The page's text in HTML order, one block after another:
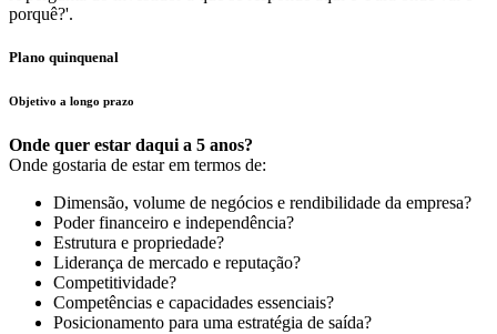
porquê?'.
Plano quinquenal
Objetivo a longo prazo
Onde quer estar daqui a 5 anos?
Onde gostaria de estar em termos de:
Dimensão, volume de negócios e rendibilidade da empresa?
Poder financeiro e independência?
Estrutura e propriedade?
Liderança de mercado e reputação?
Competitividade?
Competências e capacidades essenciais?
Posicionamento para uma estratégia de saída?